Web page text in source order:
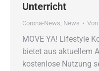
Unterricht
Corona-News, News Von
MOVE YA! Lifestyle
bietet aus aktuellem
kostenlose Nutzung